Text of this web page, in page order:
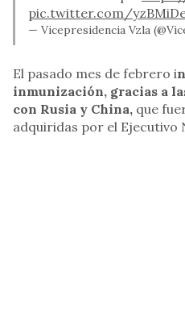
pic.twitter.com/
— Vicepresidencia Vzla
El pasado mes de febrero i
inmunización, gracias a
con Rusia y China, que
adquiridas por el Ejecutivo